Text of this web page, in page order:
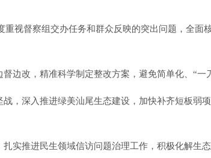
重视督察组交办任务和群众反映的突出问题， 全面
边改，精准科学制定整改方案，避免简单化、 “一
，深入推进绿美汕尾生态建设，加快补齐短板弱
实推进民生领域信访问题治理工作，积极化解生